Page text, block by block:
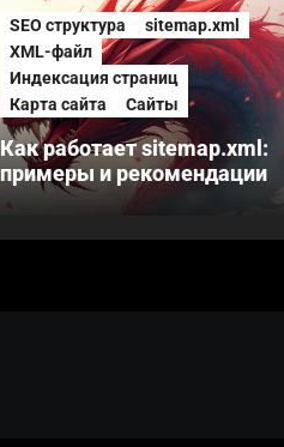
SEO структура
sitemap.xml
XML-файл
Индексация страниц
Карта сайта
Сайты
Как работает sitemap.xml:
примеры и рекомендации